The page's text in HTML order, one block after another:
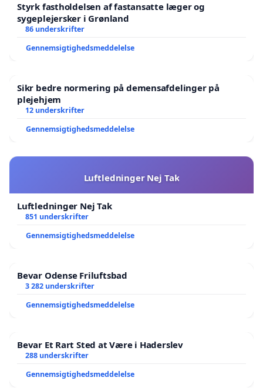
Styrk fastholdelsen af fastansatte læger og
sygeplejersker i Grønland
86 underskrifter
Gennemsigtighedsmeddelelse
Sikr bedre normering på demensafdelinger på
plejehjem
12 underskrifter
Gennemsigtighedsmeddelelse
Luftledninger Nej Tak
Luftledninger Nej Tak
851 underskrifter
Gennemsigtighedsmeddelelse
Bevar Odense Friluftsbad
3 282 underskrifter
Gennemsigtighedsmeddelelse
Bevar Et Rart Sted at Være i Haderslev
288 underskrifter
Gennemsigtighedsmeddelelse